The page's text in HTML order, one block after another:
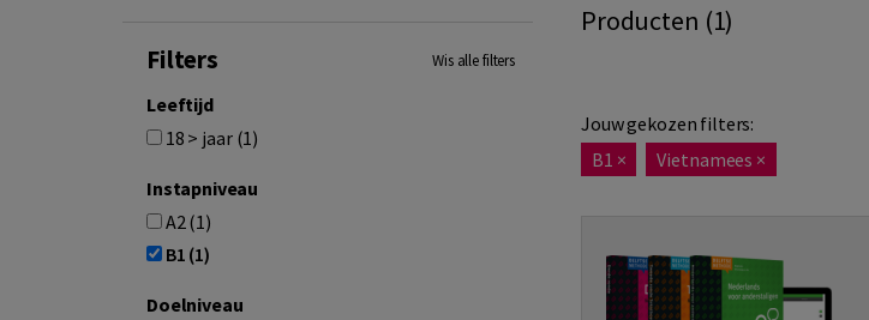
Filters Wis alle filters
Leeftijd
18 > jaar (1)
Instapniveau
A2 (1)
B1 (1)
Doelniveau
Producten (1)
Jouw gekozen filters:
B1 × Vietnamees ×